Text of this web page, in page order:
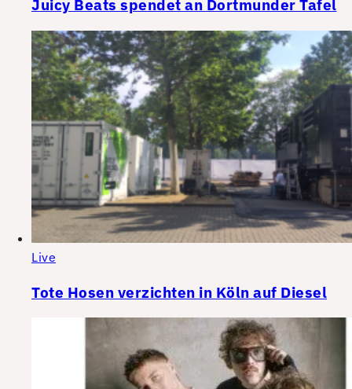
Juicy Beats spendet an Dortmunder Tafel
Live
Tote Hosen verzichten in Köln auf Diesel